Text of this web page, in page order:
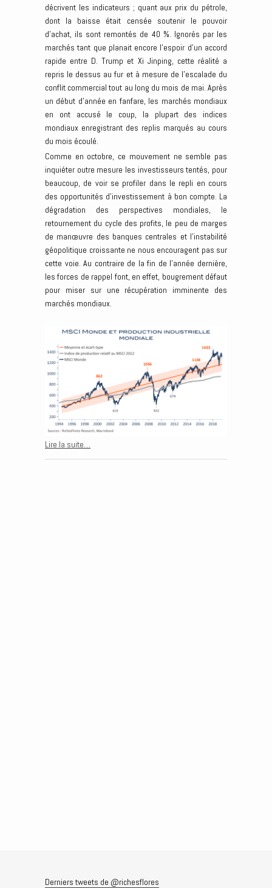
décrivent les indicateurs ; quant aux prix du pétrole,
dont la baisse était censée soutenir le pouvoir
d’achat, ils sont remontés de 40 %. Ignorés par les
marchés tant que planait encore l’espoir d’un accord
rapide entre D. Trump et Xi Jinping, cette réalité a
repris le dessus au fur et à mesure de l’escalade du
conflit commercial tout au long du mois de mai. Après
un début d’année en fanfare, les marchés mondiaux
en ont accusé le coup, la plupart des indices
mondiaux enregistrant des replis marqués au cours
du mois écoulé.
Comme en octobre, ce mouvement ne semble pas
inquiéter outre mesure les investisseurs tentés, pour
beaucoup, de voir se profiler dans le repli en cours
des opportunités d’investissement à bon compte. La
dégradation des perspectives mondiales, le
retournement du cycle des profits, le peu de marges
de manœuvre des banques centrales et l’instabilité
géopolitique croissante ne nous encouragent pas sur
cette voie. Au contraire de la fin de l’année dernière,
les forces de rappel font, en effet, bougrement défaut
pour miser sur une récupération imminente des
marchés mondiaux.
Lire la suite…
Derniers tweets de @richesflores